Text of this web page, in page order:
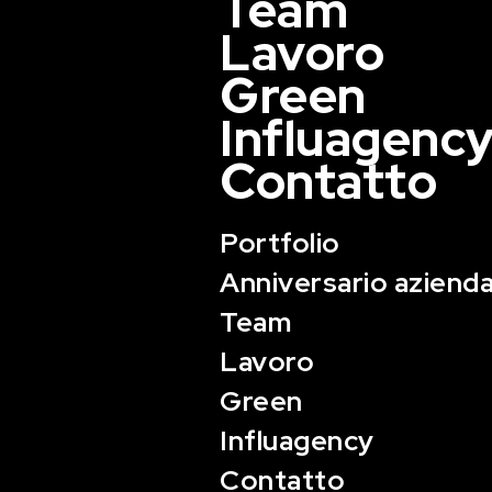
Lavoro
Green
Contatto
Portfolio
Anniversario
Team
Lavoro
Green
Influagency
Contatto